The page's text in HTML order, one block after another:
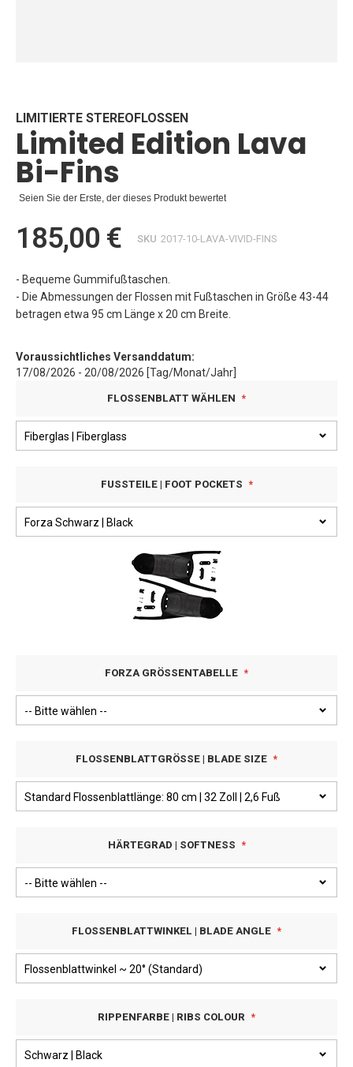
Bildgalerie
springen
LIMITIERTE STEREOFLOSSEN
Limited Edition Lava
Bi-Fins
Seien Sie der Erste, der dieses Produkt bewertet
185,00 € SKU 2017-10-LAVA-VIVID-FINS
- Bequeme Gummifußtaschen.
- Die Abmessungen der Flossen mit Fußtaschen in Größe 43-44
betragen etwa 95 cm Länge x 20 cm Breite.
Voraussichtliches Versanddatum:
17/08/2026 - 20/08/2026 [Tag/Monat/Jahr]
FLOSSENBLATT WÄHLEN
FUSSTEILE | FOOT POCKETS
FORZA GRÖSSENTABELLE
FLOSSENBLATTGRÖSSE | BLADE SIZE
HÄRTEGRAD | SOFTNESS
FLOSSENBLATTWINKEL | BLADE ANGLE
RIPPENFARBE | RIBS COLOUR